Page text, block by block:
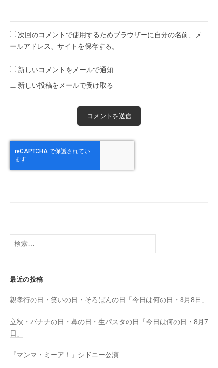
次回のコメントで使用するためブラウザーに自分の名前、メ
ールアドレス、サイトを保存する。
新しいコメントをメールで通知
新しい投稿をメールで受け取る
検
最近の投稿
親孝行の日・笑いの日・そろばんの日「今日は何の日・8月8日」
立秋・バナナの日・鼻の日・生パスタの日「今日は何の日・8月7
日」
『マンマ・ミーア！』シドニー公演